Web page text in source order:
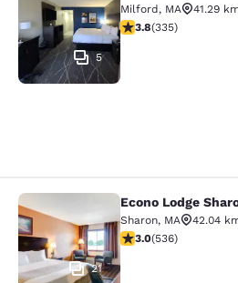
5
Milford, MA
41.29
Valutazione di 3.83
3.8(335)
Econo Lodge
21
Econo Lodge
Sharon, MA
42.04
Valutazione di 3.01
3.0(536)